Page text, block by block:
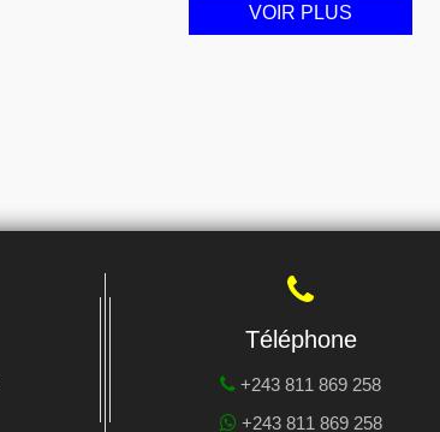
VOIR PLUS
Téléphone
+243 811 869 258
+243 811 869 258